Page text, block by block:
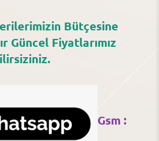
Bütçesine
Güncel Fiyatlarımız
Gsm :